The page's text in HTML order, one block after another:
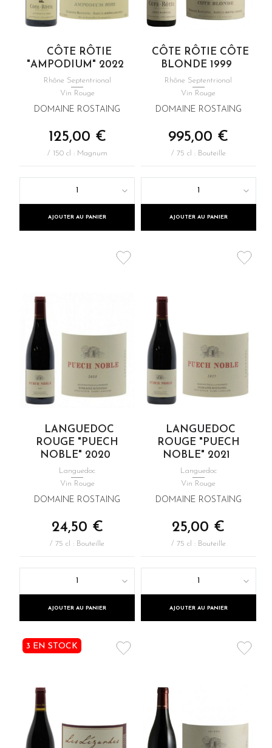
CÔTE RÔTIE
"AMPODIUM" 2022
Rhône Septentrional
Vin Rouge
DOMAINE ROSTAING
125,00 €
/ 150 cl : Magnum
1
AJOUTER AU PANIER
CÔTE RÔTIE CÔTE
BLONDE 1999
Rhône Septentrional
Vin Rouge
DOMAINE ROSTAING
995,00 €
/ 75 cl : Bouteille
1
AJOUTER AU PANIER
LANGUEDOC
ROUGE "PUECH
NOBLE" 2020
Languedoc
Vin Rouge
DOMAINE ROSTAING
24,50 €
/ 75 cl : Bouteille
1
AJOUTER AU PANIER
LANGUEDOC
ROUGE "PUECH
NOBLE" 2021
Languedoc
Vin Rouge
DOMAINE ROSTAING
25,00 €
/ 75 cl : Bouteille
1
AJOUTER AU PANIER
3 EN STOCK